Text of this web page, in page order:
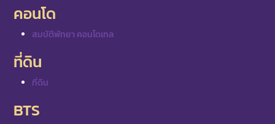
คอนโด
สมบัติพัทยา คอนโดเทล
ที่ดิน
ที่ดิน
BTS